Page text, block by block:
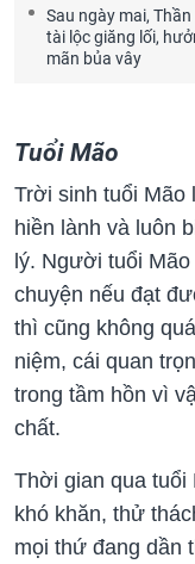
Sau ngày mai,
tài lộc giăng lối,
mãn bủa vây
Tuổi Mão
Trời sinh tuổi
hiền lành và luôn
lý. Người tuổi
chuyện nếu đạt
thì cũng không
niệm, cái quan
trong tầm hồn vì
chất.
Thời gian qua tuổi
khó khăn, thử
mọi thứ đang dần